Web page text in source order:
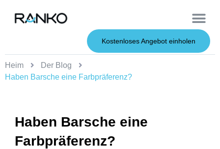
Kostenloses Angebot einholen
Heim
Der Blog
Haben Barsche eine Farbpräferenz?
Haben Barsche eine
Farbpräferenz?